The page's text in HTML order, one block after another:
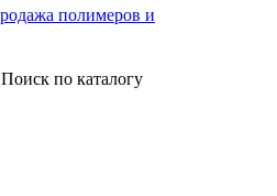
Поиск по каталогу